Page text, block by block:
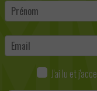
J'ai lu et